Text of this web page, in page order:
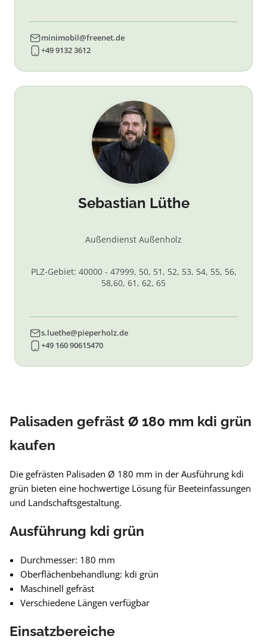
minimobil@freenet.de
+49 9132 3612
Sebastian Lüthe
Außendienst Außenholz
PLZ-Gebiet: 40000 - 47999, 50, 51, 52, 53, 54, 55, 56,
58,60, 61, 62, 65
s.luethe@pieperholz.de
+49 160 90615470
Palisaden gefräst Ø 180 mm kdi grün
kaufen
Die gefrästen Palisaden Ø 180 mm in der Ausführung kdi
grün bieten eine hochwertige Lösung für Beeteinfassungen
und Landschaftsgestaltung.
Ausführung kdi grün
Durchmesser: 180 mm
Oberflächenbehandlung: kdi grün
Maschinell gefräst
Verschiedene Längen verfügbar
Einsatzbereiche